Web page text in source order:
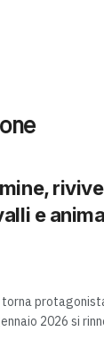
e
2026 si